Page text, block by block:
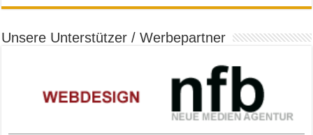
Unsere Unterstützer / Werbepartner